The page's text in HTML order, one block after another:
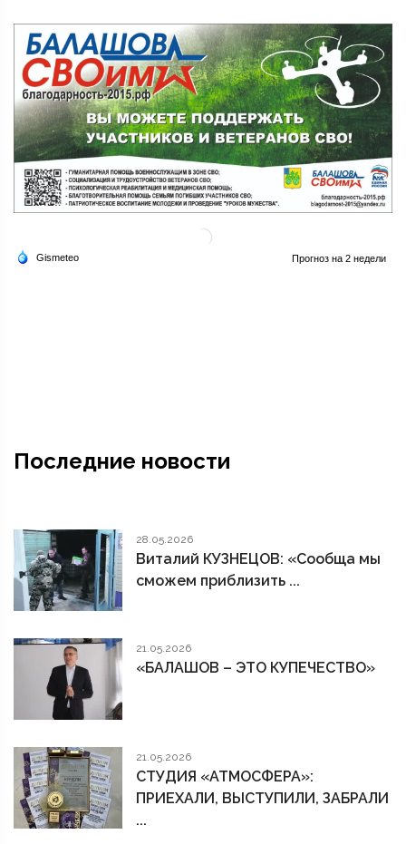
Последние новости
28.05.2026
Виталий КУЗНЕЦОВ: «Сообща мы
сможем приблизить ...
21.05.2026
«БАЛАШОВ – ЭТО КУПЕЧЕСТВО»
21.05.2026
СТУДИЯ «АТМОСФЕРА»:
ПРИЕХАЛИ, ВЫСТУПИЛИ, ЗАБРАЛИ
...